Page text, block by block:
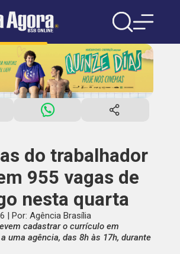
do trabalhador
955 vagas de
nesta quarta
| Por: Agência Brasília
cadastrar o currículo em
uma agência, das 8h às 17h, durante